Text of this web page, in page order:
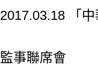
2017.03.18 「
監事聯席會